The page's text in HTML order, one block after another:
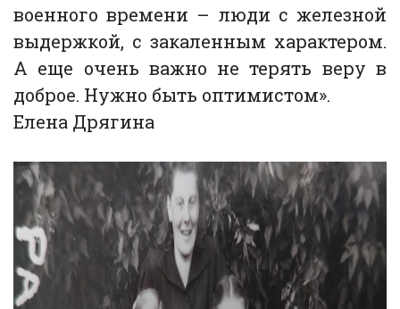
военного времени – люди с железной
выдержкой, с закаленным характером.
А еще очень важно не терять веру в
доброе. Нужно быть оптимистом».
Елена Дрягина